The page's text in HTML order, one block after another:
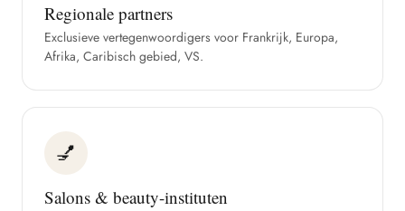
Regionale partners
Exclusieve vertegenwoordigers voor Frankrijk, Europa,
Afrika, Caribisch gebied, VS.
💅
Salons & beauty-instituten